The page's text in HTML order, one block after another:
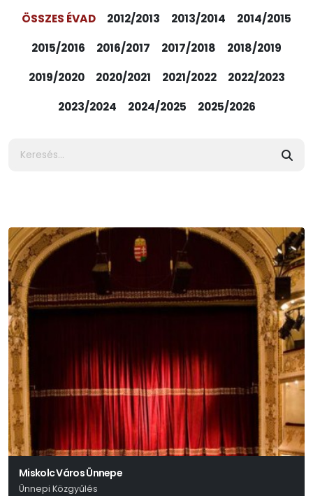
ÖSSZES ÉVAD 2012/2013 2013/2014
2014/2015
2015/2016
2016/2017 2017/2018
2018/2019
2019/2020
2020/2021 2021/2022
2022/2023
2023/2024
2024/2025 2025/2026
Miskolc Város Ünnepe
Ünnepi Közgyűlés